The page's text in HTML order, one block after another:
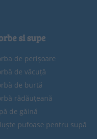
si supe
de perișoare
de văcuță
de burtă
rădăuțeană
de găină
pufoase pentru supă